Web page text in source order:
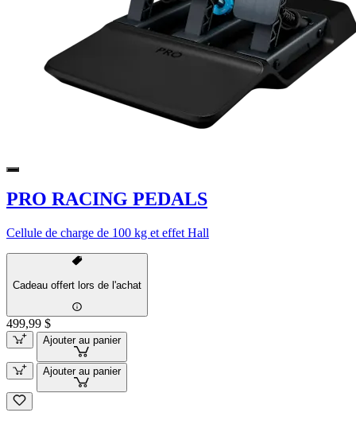
PRO RACING PEDALS
Cellule de charge de 100 kg et effet Hall
Cadeau offert lors de l'achat
499,99 $
Ajouter au panier
Ajouter au panier